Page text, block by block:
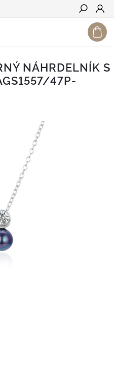
Hledat
NÁHRDELNÍK S
47P-